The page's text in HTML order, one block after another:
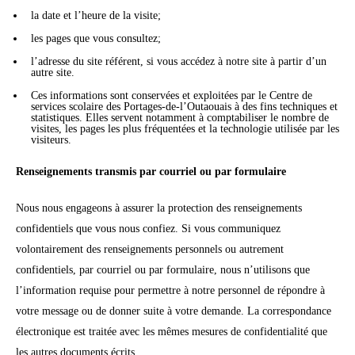
la date et l’heure de la visite;
les pages que vous consultez;
l’adresse du site référent, si vous accédez à notre site à partir d’un
autre site.
Ces informations sont conservées et exploitées par le Centre de
services scolaire des Portages-de-l’Outaouais à des fins techniques et
statistiques. Elles servent notamment à comptabiliser le nombre de
visites, les pages les plus fréquentées et la technologie utilisée par les
visiteurs.
Renseignements transmis par courriel ou par formulaire
Nous nous engageons à assurer la protection des renseignements
confidentiels que vous nous confiez. Si vous communiquez
volontairement des renseignements personnels ou autrement
confidentiels, par courriel ou par formulaire, nous n’utilisons que
l’information requise pour permettre à notre personnel de répondre à
votre message ou de donner suite à votre demande. La correspondance
électronique est traitée avec les mêmes mesures de confidentialité que
les autres documents écrits.